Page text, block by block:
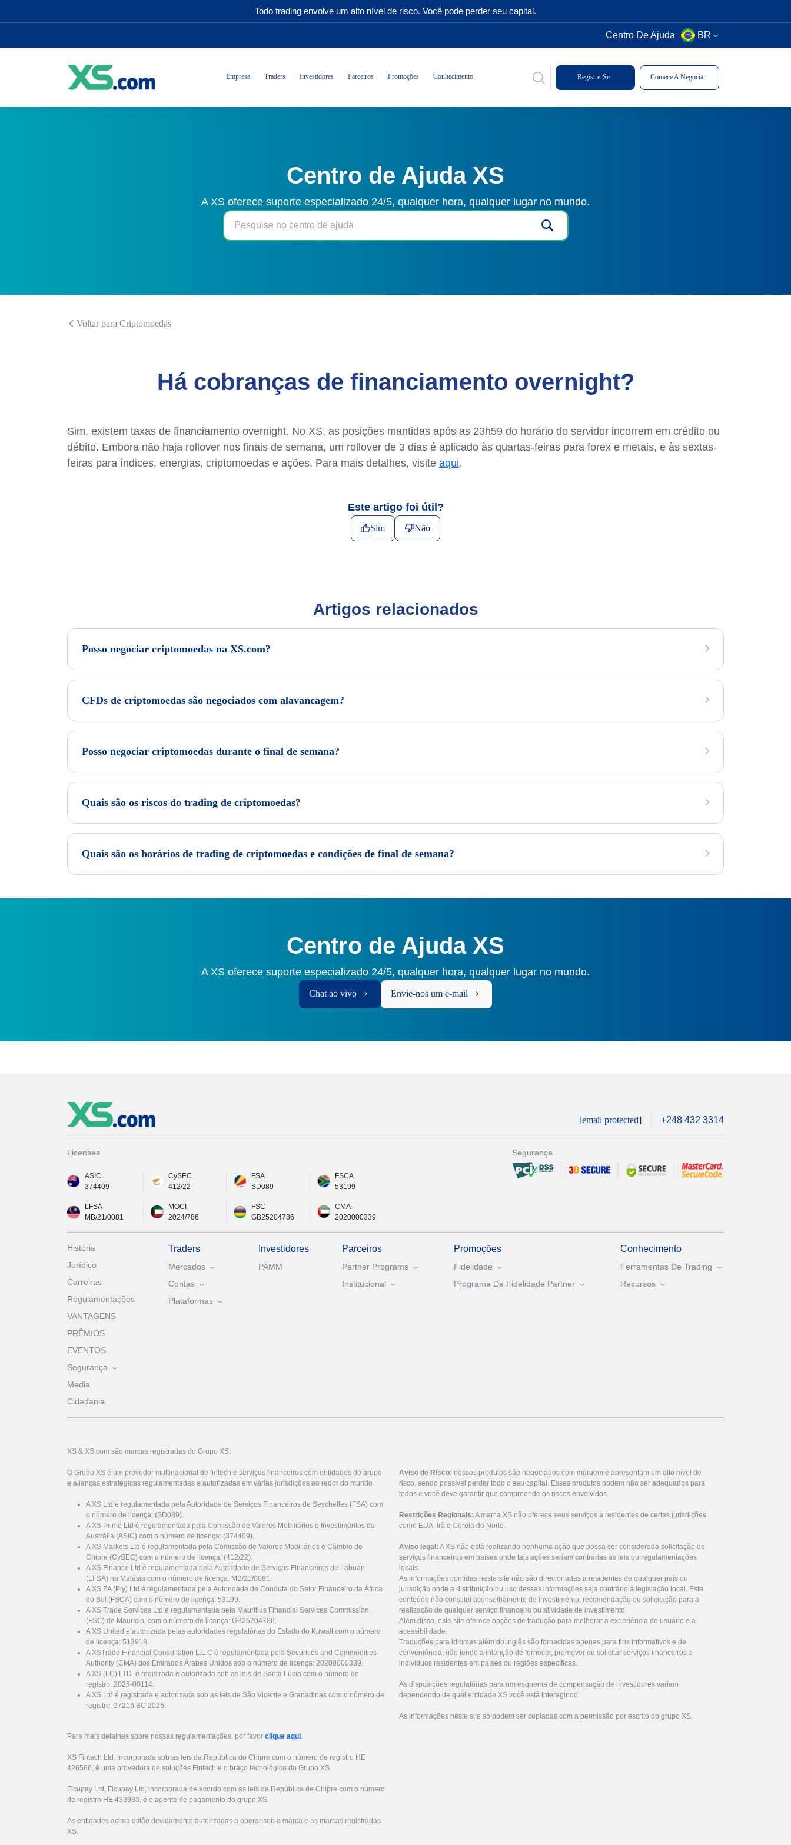
Todo trading envolve um alto nível de risco. Você pode perder seu capital.
Centro De Ajuda BR
Empresa Traders Investidores Parceiros Promoções Conhecimento Registre-Se Comece A Negociar
Centro de Ajuda XS
A XS oferece suporte especializado 24/5, qualquer hora, qualquer lugar no mundo.
Voltar para Criptomoedas
Há cobranças de financiamento overnight?
Sim, existem taxas de financiamento overnight. No XS, as posições mantidas após as 23h59 do horário do servidor incorrem em crédito ou
débito. Embora não haja rollover nos finais de semana, um rollover de 3 dias é aplicado às quartas-feiras para forex e metais, e às sextas-
feiras para índices, energias, criptomoedas e ações. Para mais detalhes, visite aqui.
Este artigo foi útil?
Sim Não
Artigos relacionados
Posso negociar criptomoedas na XS.com?
CFDs de criptomoedas são negociados com alavancagem?
Posso negociar criptomoedas durante o final de semana?
Quais são os riscos do trading de criptomoedas?
Quais são os horários de trading de criptomoedas e condições de final de semana?
Centro de Ajuda XS
A XS oferece suporte especializado 24/5, qualquer hora, qualquer lugar no mundo.
Chat ao vivo Envie-nos um e-mail
[email protected] +248 432 3314
Licenses
ASIC
374409
CySEC
412/22
FSA
SD089
FSCA
53199
LFSA
MB/21/0081
MOCI
2024/786
FSC
GB25204786
CMA
2020000339
Segurança
História
Jurídico
Carreiras
Regulamentações
VANTAGENS
PRÊMIOS
EVENTOS
Segurança
Media
Cidadania
Traders
Mercados
Contas
Plataformas
Investidores
PAMM
Parceiros
Partner Programs
Institucional
Promoções
Fidelidade
Programa De Fidelidade Partner
Conhecimento
Ferramentas De Trading
Recursos
XS & XS.com são marcas registradas do Grupo XS.
O Grupo XS é um provedor multinacional de fintech e serviços financeiros com entidades do grupo
e alianças estratégicas regulamentadas e autorizadas em várias jurisdições ao redor do mundo.
A XS Ltd é regulamentada pela Autoridade de Serviços Financeiros de Seychelles (FSA) com
o número de licença: (SD089).
A XS Prime Ltd é regulamentada pela Comissão de Valores Mobiliários e Investimentos da
Austrália (ASIC) com o número de licença: (374409).
A XS Markets Ltd é regulamentada pela Comissão de Valores Mobiliários e Câmbio de
Chipre (CySEC) com o número de licença: (412/22).
A XS Finance Ltd é regulamentada pela Autoridade de Serviços Financeiros de Labuan
(LFSA) na Malásia com o número de licença: MB/21/0081.
A XS ZA (Pty) Ltd é regulamentada pela Autoridade de Conduta do Setor Financeiro da África
do Sul (FSCA) com o número de licença: 53199.
A XS Trade Services Ltd é regulamentada pela Mauritius Financial Services Commission
(FSC) de Maurício, com o número de licença: GB25204786.
A XS United é autorizada pelas autoridades regulatórias do Estado do Kuwait com o número
de licença: 513918.
A XSTrade Financial Consultation L.L.C é regulamentada pela Securities and Commodities
Authority (CMA) dos Emirados Árabes Unidos sob o número de licença: 20200000339.
A XS (LC) LTD. é registrada e autorizada sob as leis de Santa Lúcia com o número de
registro: 2025-00114.
A XS Ltd é registrada e autorizada sob as leis de São Vicente e Granadinas com o número de
registro: 27216 BC 2025.
Para mais detalhes sobre nossas regulamentações, por favor clique aqui.
XS Fintech Ltd, incorporada sob as leis da República do Chipre com o número de registro HE
426566, é uma provedora de soluções Fintech e o braço tecnológico do Grupo XS.
Ficupay Ltd, Ficupay Ltd, incorporada de acordo com as leis da República de Chipre com o número
de registro HE 433983, é o agente de pagamento do grupo XS.
As entidades acima estão devidamente autorizadas a operar sob a marca e as marcas registradas
XS.
Aviso de Risco: nossos produtos são negociados com margem e apresentam um alto nível de
risco, sendo possível perder todo o seu capital. Esses produtos podem não ser adequados para
todos e você deve garantir que compreende os riscos envolvidos.
Restrições Regionais: A marca XS não oferece seus serviços a residentes de certas jurisdições
como EUA, Irã e Coreia do Norte.
Aviso legal: A XS não está realizando nenhuma ação que possa ser considerada solicitação de
serviços financeiros em países onde tais ações seriam contrárias às leis ou regulamentações
locais.
As informações contidas neste site não são direcionadas a residentes de qualquer país ou
jurisdição onde a distribuição ou uso dessas informações seja contrário à legislação local. Este
conteúdo não constitui aconselhamento de investimento, recomendação ou solicitação para a
realização de qualquer serviço financeiro ou atividade de investimento.
Além disso, este site oferece opções de tradução para melhorar a experiência do usuário e a
acessibilidade.
Traduções para idiomas além do inglês são fornecidas apenas para fins informativos e de
conveniência, não tendo a intenção de fornecer, promover ou solicitar serviços financeiros a
indivíduos residentes em países ou regiões específicas.
As disposições regulatórias para um esquema de compensação de investidores variam
dependendo de qual entidade XS você está interagindo.
As informações neste site só podem ser copiadas com a permissão por escrito do grupo XS.